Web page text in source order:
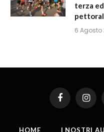
terza
6 Agosto
Facebook
HOME I NOSTRI